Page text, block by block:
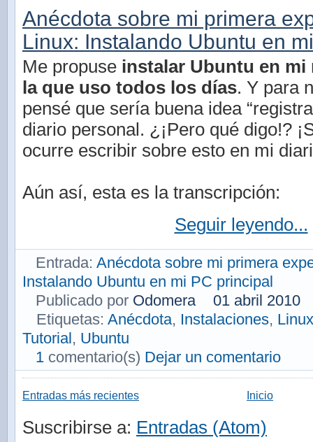
Anécdota sobre mi primera
Linux: Instalando Ubuntu en
Me propuse instalar Ubuntu en
la que uso todos los días. Y para
pensé que sería buena idea
diario personal. ¿¡Pero qué digo!?
ocurre escribir sobre esto en mi
Aún así, esta es la transcripción:
Seguir leyendo...
Entrada: Anécdota sobre mi primera
Instalando Ubuntu en mi PC principal
Publicado por Odomera
01 abril 2010
Etiquetas: Anécdota, Instalaciones, Linux
Tutorial, Ubuntu
1 comentario(s) Dejar un comentario
Entradas más recientes Inicio
Suscribirse a: Entradas (Atom)